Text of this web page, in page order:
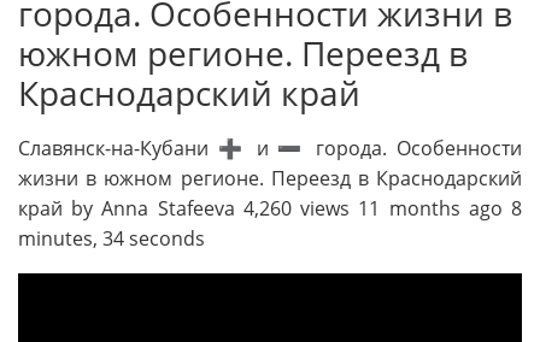
города. Особенности жизни в
южном регионе. Переезд в
Краснодарский край
Славянск-на-Кубани ➕ и ➖ города. Особенности
жизни в южном регионе. Переезд в Краснодарский
край by Anna Stafeeva 4,260 views 11 months ago 8
minutes, 34 seconds